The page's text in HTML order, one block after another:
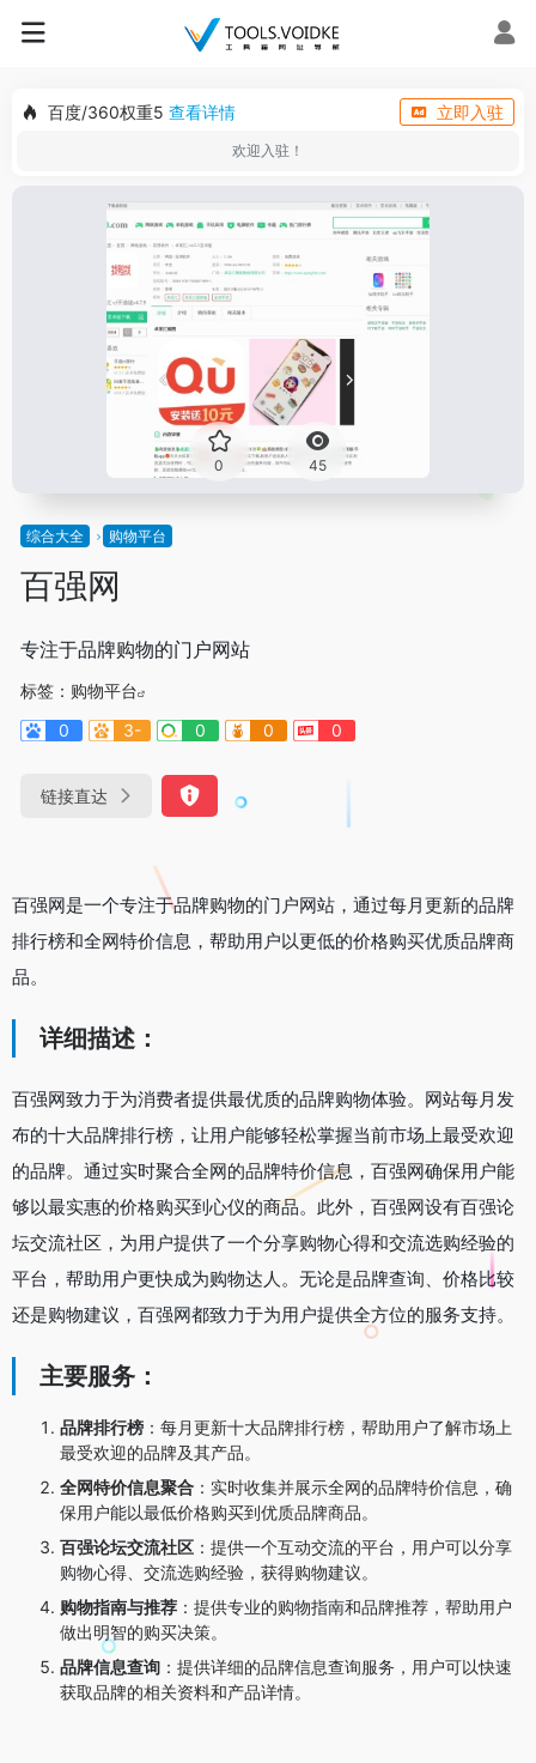
百度/360权重5 查看详情 立即入驻
欢迎入驻！
0 45
综合大全 购物平台
百强网
专注于品牌购物的门户网站
标签： 购物平台
0
3- 0 0 0
链接直达
百强网是一个专注于品牌购物的门户网站，通过每月更新的品牌
排行榜和全网特价信息，帮助用户以更低的价格购买优质品牌商
品。
详细描述：
百强网致力于为消费者提供最优质的品牌购物体验。网站每月发
布的十大品牌排行榜，让用户能够轻松掌握当前市场上最受欢迎
的品牌。通过实时聚合全网的品牌特价信息，百强网确保用户能
够以最实惠的价格购买到心仪的商品。此外，百强网设有百强论
坛交流社区，为用户提供了一个分享购物心得和交流选购经验的
平台，帮助用户更快成为购物达人。无论是品牌查询、价格比较
还是购物建议，百强网都致力于为用户提供全方位的服务支持。
主要服务：
品牌排行榜 ： 每月更新十大品牌排行榜，帮助用户了解市场上
最受欢迎的品牌及其产品。
全网特价信息聚合 ： 实时收集并展示全网的品牌特价信息，确
保用户能以最低价格购买到优质品牌商品。
百强论坛交流社区 ： 提供一个互动交流的平台，用户可以分享
购物心得、交流选购经验，获得购物建议。
购物指南与推荐 ： 提供专业的购物指南和品牌推荐，帮助用户
做出明智的购买决策。
品牌信息查询 ： 提供详细的品牌信息查询服务，用户可以快速
获取品牌的相关资料和产品详情。